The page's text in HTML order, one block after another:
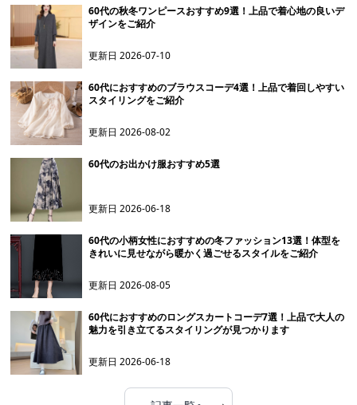
60代の秋冬ワンピースおすすめ9選！上品で着心地の良いデ
ザインをご紹介
更新日2026-07-10
60代におすすめのブラウスコーデ4選！上品で着回しやすい
スタイリングをご紹介
更新日2026-08-02
60代のお出かけ服おすすめ5選
更新日2026-06-18
60代の小柄女性におすすめの冬ファッション13選！体型を
きれいに見せながら暖かく過ごせるスタイルをご紹介
更新日2026-08-05
60代におすすめのロングスカートコーデ7選！上品で大人の
魅力を引き立てるスタイリングが見つかります
更新日2026-06-18